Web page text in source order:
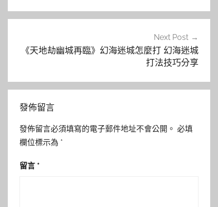
覽
Next Post
《天地劫幽城再臨》幻海迷城怎麼打 幻海迷城
打法技巧分享
發佈留言
發佈留言必須填寫的電子郵件地址不會公開。 必填
欄位標示為 *
留言 *